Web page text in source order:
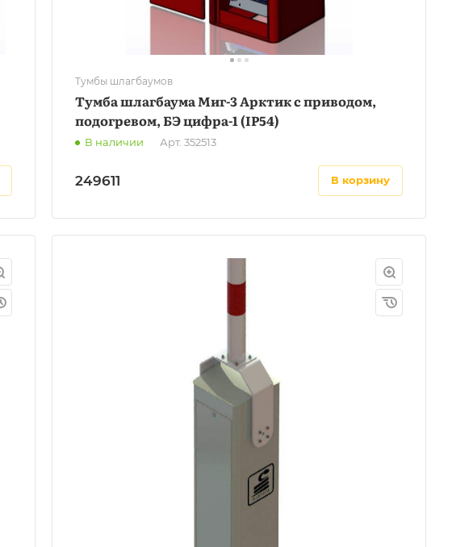
Тумбы шлагбаумов
Тумба шлагбаума Миг-3 Арктик с приводом,
подогревом, БЭ цифра-1 (IP54)
В наличии Арт. 352513
249611 в корзину